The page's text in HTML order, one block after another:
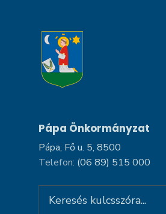
Pápa Önkormányzat
Pápa, Fő u. 5, 8500
Telefon: (06 89) 515 000
for: